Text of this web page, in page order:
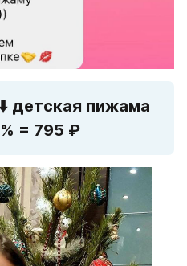
детская пижама
= 795 ₽